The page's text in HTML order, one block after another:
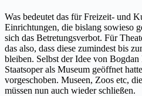
Was bedeutet das für Freizeit- und
Einrichtungen, die bislang sowieso
sich das Betretungsverbot. Für
das also, dass diese zumindest bis
bleiben. Selbst der Idee von
Staatsoper als Museum geöffnet
vorgeschoben. Museen, Zoos etc,
müssen nun auch wieder schließen.